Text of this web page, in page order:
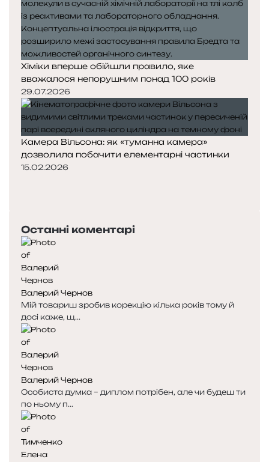
Хіміки вперше обійшли правило, яке
вважалося непорушним понад 100 років
29.07.2026
Камера Вільсона: як «туманна камера»
дозволила побачити елементарні частинки
15.02.2026
р
е
д
н
я
с
т
о
р
і
н
к
а
т
у
п
н
а
с
т
о
р
і
н
к
а
Останні коментарі
Валерий Чернов
Мій товариш зробив корекцію кілька років тому й
досі каже, щ...
Валерий Чернов
Особиста думка – диплом потрібен, але чи будеш ти
по ньому п...